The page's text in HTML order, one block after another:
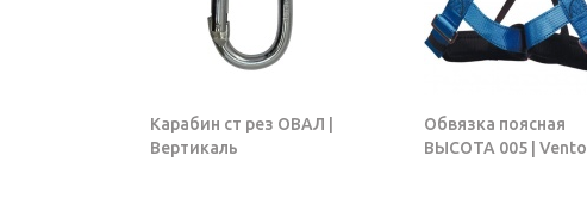
Карабин ст рез ОВАЛ |
Вертикаль
Обвязка поясная
ВЫСОТА 005 | Vento